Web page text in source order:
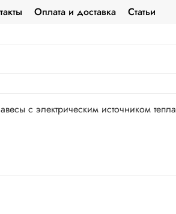
Оплата и доставка Статьи
с электрическим источником тепла